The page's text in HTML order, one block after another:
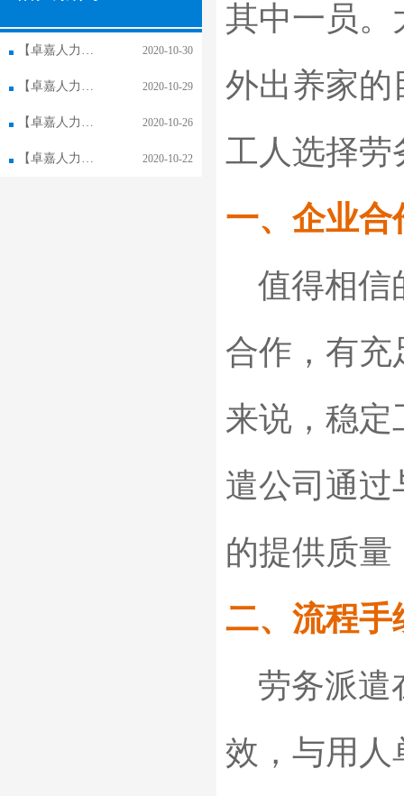
【卓嘉人力资源】怎么好多单位招工都是劳务派遣？ 2020-10-30
【卓嘉人力资源】劳务派遣合同和正式合同的哪些事！ 2020-10-29
【卓嘉人力资源】劳务外包对企业的重要性！ 2020-10-26
【卓嘉人力资源】长春人力资源外包,人力资源外包的趋势！ 2020-10-22
其中一员。
外出养家的
工人选择劳
一、企业合
值得相信
合作，有充
来说，稳定
遣公司通过
的提供质
二、流程手
劳务派遣
效，与用人